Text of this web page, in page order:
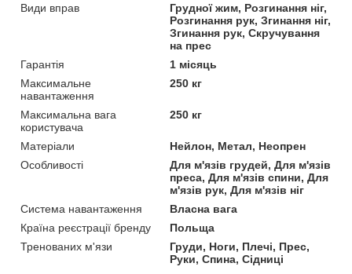
Види вправ
Грудної жим, Розгинання ніг,
Розгинання рук, Згинання ніг,
Згинання рук, Скручування
на прес
Гарантія
1 місяць
Максимальне
навантаження
250 кг
Максимальна вага
користувача
250 кг
Матеріали
Нейлон, Метал, Неопрен
Особливості
Для м'язів грудей, Для м'язів
преса, Для м'язів спини, Для
м'язів рук, Для м'язів ніг
Система навантаження
Власна вага
Країна реєстрації бренду
Польща
Тренованих м'язи
Груди, Ноги, Плечі, Прес,
Руки, Спина, Сідниці